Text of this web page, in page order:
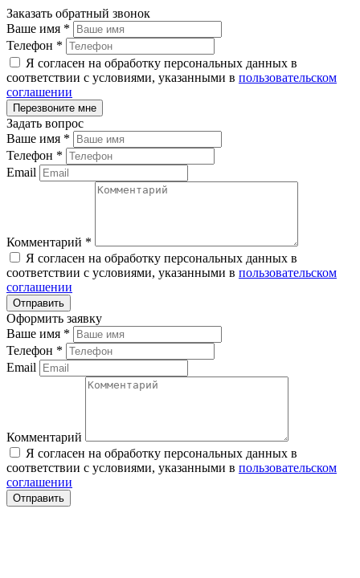
Заказать обратный звонок
Ваше имя *
Телефон *
Я согласен на обработку персональных данных в
соответствии с условиями, указанными в пользовательском
соглашении
Задать вопрос
Ваше имя *
Телефон *
Email
Комментарий *
Я согласен на обработку персональных данных в
соответствии с условиями, указанными в пользовательском
соглашении
Оформить заявку
Ваше имя *
Телефон *
Email
Комментарий
Я согласен на обработку персональных данных в
соответствии с условиями, указанными в пользовательском
соглашении